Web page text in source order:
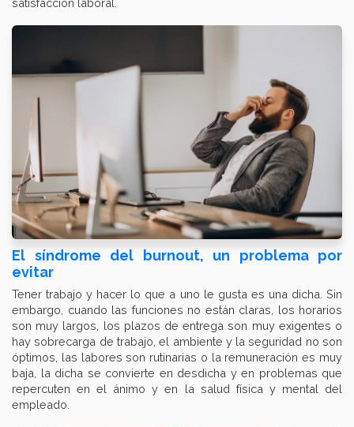
El síndrome del burnout, un problema por
evitar
Tener trabajo y hacer lo que a uno le gusta es una dicha. Sin
embargo, cuando las funciones no están claras, los horarios
son muy largos, los plazos de entrega son muy exigentes o
hay sobrecarga de trabajo, el ambiente y la seguridad no son
óptimos, las labores son rutinarias o la remuneración es muy
baja, la dicha se convierte en desdicha y en problemas que
repercuten en el ánimo y en la salud física y mental del
empleado.